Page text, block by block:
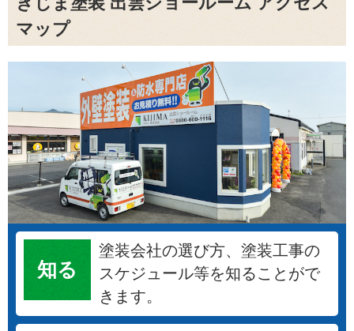
マップ
知る
塗装会社の選び方、塗装工事の
スケジュール等を知ることがで
きます。